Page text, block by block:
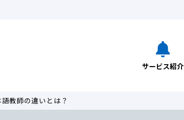
サービス紹介
教師の違いとは？